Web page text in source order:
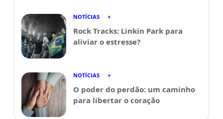
NOTÍCIAS
Rock Tracks: Linkin Park para
aliviar o estresse?
NOTÍCIAS
O poder do perdão: um caminho
para libertar o coração